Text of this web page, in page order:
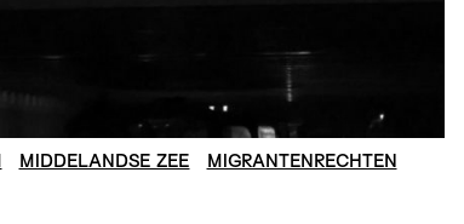
MIDDELANDSE ZEE MIGRANTENRECHTEN